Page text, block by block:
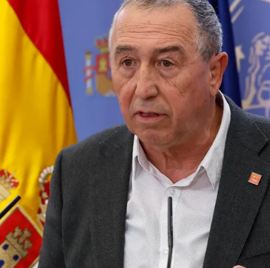
WhatsappFacebook
X Linkedin
presentar una
proposición de ley para
no le será fácil sacarla adelante. Los socialistas no
socios de
Podemos que se niegan a dar marcha
feminista que trajo la ley" . Pero es que tampoco
votos de sus socios de investidura.